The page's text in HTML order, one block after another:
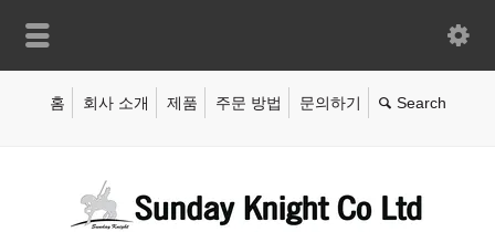
홈 회사 소개 제품 주문 방법 문의하기